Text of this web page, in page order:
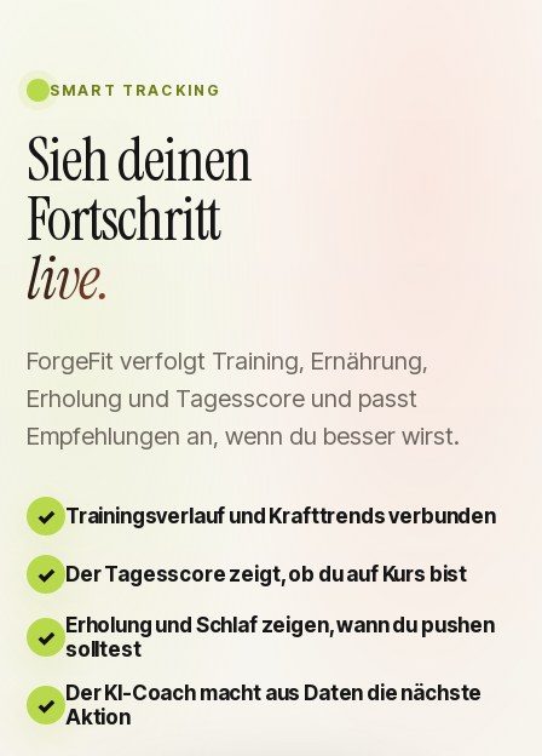
SMART TRACKING
Sieh deinen
Fortschritt
live.
ForgeFit verfolgt Training, Ernährung,
Erholung und Tagesscore und passt
Empfehlungen an, wenn du besser wirst.
Trainingsverlauf und Krafttrends verbunden
Der Tagesscore zeigt, ob du auf Kurs bist
Erholung und Schlaf zeigen, wann du pushen
solltest
Der KI-Coach macht aus Daten die nächste
Aktion